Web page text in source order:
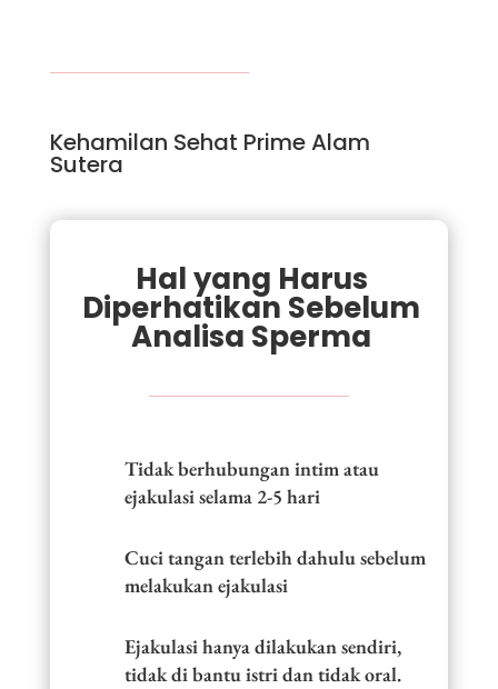
Kehamilan Sehat Prime Alam
Sutera
Hal yang Harus
Diperhatikan Sebelum
Analisa Sperma
Tidak berhubungan intim atau
ejakulasi selama 2-5 hari
Cuci tangan terlebih dahulu sebelum
melakukan ejakulasi
Ejakulasi hanya dilakukan sendiri,
tidak di bantu istri dan tidak oral.